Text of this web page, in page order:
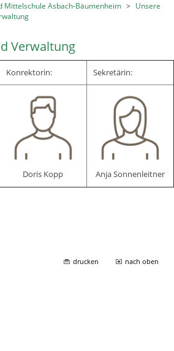
Mittelschule Asbach-Bäumenheim >
Unsere
Verwaltung
Konrektorin: Sekretärin:
Doris Kopp Anja Sonnenleitner
drucken nach oben